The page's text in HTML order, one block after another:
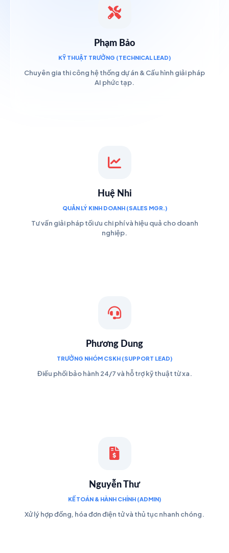
Phạm Bảo
KỸ THUẬT TRƯỞNG (TECHNICAL LEAD)
Chuyên gia thi công hệ thống dự án & Cấu hình giải pháp
AI phức tạp.
Huệ Nhi
QUẢN LÝ KINH DOANH (SALES MGR.)
Tư vấn giải pháp tối ưu chi phí và hiệu quả cho doanh
nghiệp.
Phương Dung
TRƯỞNG NHÓM CSKH (SUPPORT LEAD)
Điều phối bảo hành 24/7 và hỗ trợ kỹ thuật từ xa.
Nguyễn Thư
KẾ TOÁN & HÀNH CHÍNH (ADMIN)
Xử lý hợp đồng, hóa đơn điện tử và thủ tục nhanh chóng.